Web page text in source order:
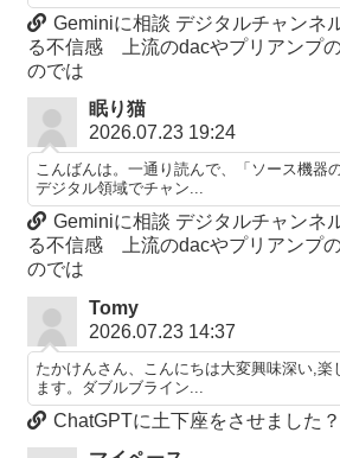
Geminiに相談 デジタルチャンネ
る不信感 上流のdacやプリアンプ
のでは
眠り猫
2026.07.23 19:24
こんばんは。一通り読んで、「ソース機器
デジタル領域でチャン...
Geminiに相談 デジタルチャンネ
る不信感 上流のdacやプリアンプ
のでは
Tomy
2026.07.23 14:37
たかけんさん、こんにちは大変興味深い,楽
ます。ダブルブライン...
ChatGPTに土下座をさせました？